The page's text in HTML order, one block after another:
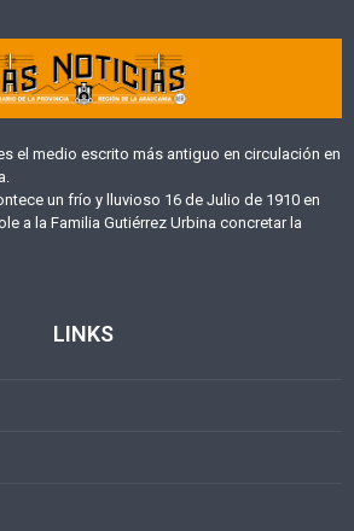
el medio escrito más antiguo en circulación en
un frío y lluvioso 16 de Julio de 1910 en
a la Familia Gutiérrez Urbina concretar la
LINKS